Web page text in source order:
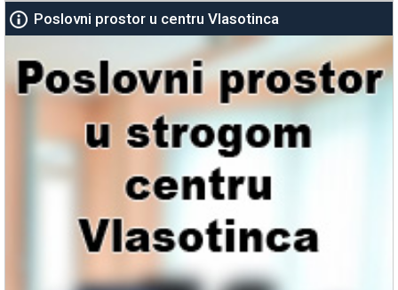
Poslovni prostor u centru Vlasotinca